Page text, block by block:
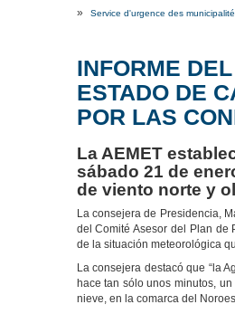
» Service d'urgence des
INFORME
ESTADO DE
POR LAS
La AEMET
sábado 21 de
de viento norte y
La consejera de Presidencia,
del Comité Asesor del Plan de
de la situación meteorológica
La consejera destacó que “la
hace tan sólo unos minutos,
nieve, en la comarca del